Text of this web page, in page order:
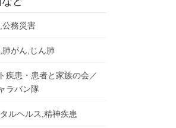
公務災害
がん,じん肺
疾患・患者と家族の会／
ラバン隊
ルヘルス,精神疾患